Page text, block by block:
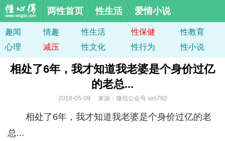
两性首页 性生活 爱情小说
趣闻 情趣 性生活 性保健
性教育
心理
减压 性文化 性行为 性小说
相处了6年，我才知道我老婆是个身价过亿
的老总...
2018-05-09 来源：微信公众号 xxs792
相处了6年，我才知道我老婆是个身价过亿的老
总...